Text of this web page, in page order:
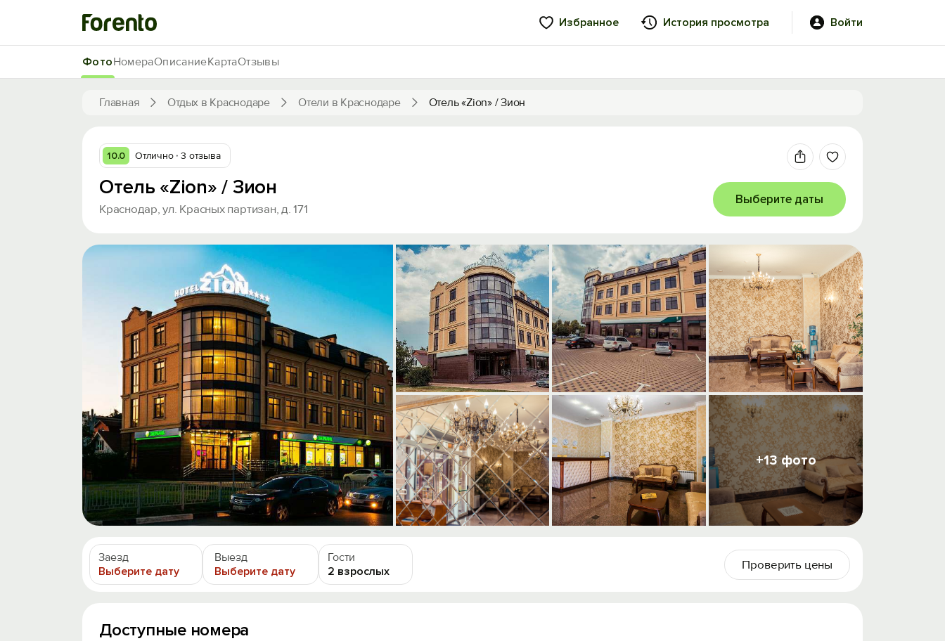
Избранное История просмотра Войти
Главная Отдых в Краснодаре Отели в Краснодаре Отель «Zion» / Зион
ФотоНомераОписаниеКартаОтзывы
+13 фото
10.0 Отлично 3 отзыва
Отель «Zion» / Зион
Краснодар, ул. Красных партизан, д. 171
Выберите даты
Заезд
Выберите дату
Выезд
Выберите дату
Гости
2 взрослых
Проверить цены
Доступные номера